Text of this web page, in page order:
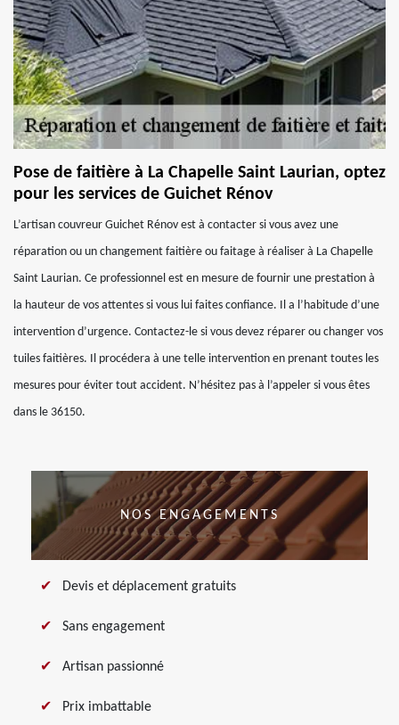
Pose de faitière à La Chapelle Saint Laurian, optez
pour les services de Guichet Rénov
L’artisan couvreur Guichet Rénov est à contacter si vous avez une
réparation ou un changement faitière ou faitage à réaliser à La Chapelle
Saint Laurian. Ce professionnel est en mesure de fournir une prestation à
la hauteur de vos attentes si vous lui faites confiance. Il a l’habitude d’une
intervention d’urgence. Contactez-le si vous devez réparer ou changer vos
tuiles faitières. Il procédera à une telle intervention en prenant toutes les
mesures pour éviter tout accident. N’hésitez pas à l’appeler si vous êtes
dans le 36150.
NOS ENGAGEMENTS
Devis et déplacement gratuits
Sans engagement
Artisan passionné
Prix imbattable